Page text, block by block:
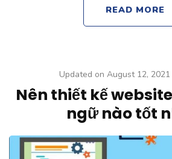
READ MORE
Updated on August 12, 2021
Nên thiết kế
ngữ nào tốt